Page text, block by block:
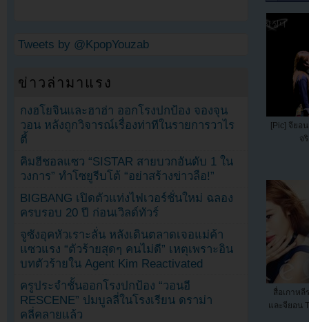
[Pic] จียอ
จ
สื่อเกาหลี
และจียอน
Tweets by @KpopYouzab
ข่าวล่ามาแรง
กงฮโยจินและฮาฮ่า ออกโรงปกป้อง จองจุน
วอน หลังถูกวิจารณ์เรื่องท่าทีในรายการวาไร
ตี้
คิมฮีชอลแซว “SISTAR สายบวกอันดับ 1 ใน
วงการ” ทำโซยูรีบโต้ “อย่าสร้างข่าวลือ!”
BIGBANG เปิดตัวแท่งไฟเวอร์ชั่นใหม่ ฉลอง
ครบรอบ 20 ปี ก่อนเวิลด์ทัวร์
จูซังอุคหัวเราะลั่น หลังเดินตลาดเจอแม่ค้า
แซวแรง “ตัวร้ายสุดๆ คนไม่ดี” เหตุเพราะอิน
บทตัวร้ายใน Agent Kim Reactivated
ครูประจำชั้นออกโรงปกป้อง “วอนอี
RESCENE” ปมบูลลี่ในโรงเรียน ดราม่า
คลี่คลายแล้ว